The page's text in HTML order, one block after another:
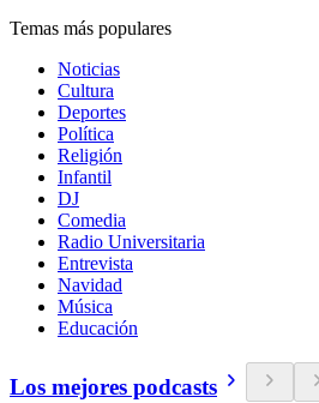
Temas más populares
Noticias
Cultura
Deportes
Política
Religión
Infantil
DJ
Comedia
Radio Universitaria
Entrevista
Navidad
Música
Educación
Los mejores podcasts